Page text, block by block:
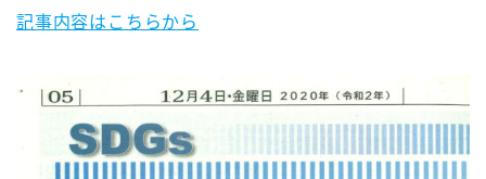
記事内容はこちらから